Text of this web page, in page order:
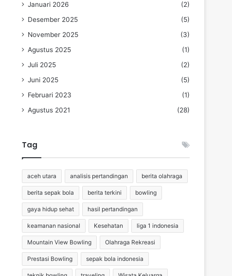
Januari 2026
(2)
Desember 2025
(5)
November 2025
(3)
Agustus 2025
(1)
Juli 2025
(2)
Juni 2025
(5)
Februari 2023
(1)
Agustus 2021
(28)
Tag
aceh utara analisis pertandingan berita olahraga
berita sepak bola berita terkini bowling
gaya hidup sehat hasil pertandingan
keamanan nasional Kesehatan liga 1 indonesia
Mountain View Bowling Olahraga Rekreasi
Prestasi Bowling sepak bola indonesia